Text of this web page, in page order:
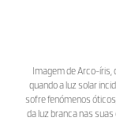
Imagem de Arco-íris,
quando a luz solar
sofre fenómenos
da luz branca nas